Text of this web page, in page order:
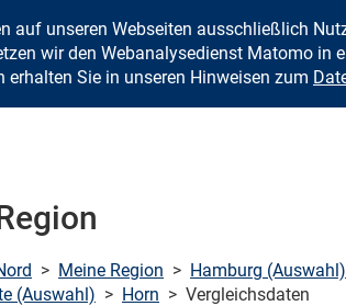
Zum Inhalt
auf unseren Webseiten ausschließlich
wir den Webanalysedienst Matomo in
erhalten Sie in unseren Hinweisen zum
> Meine Region > Hamburg (Auswahl)
(Auswahl) > Horn > Vergleichsdaten